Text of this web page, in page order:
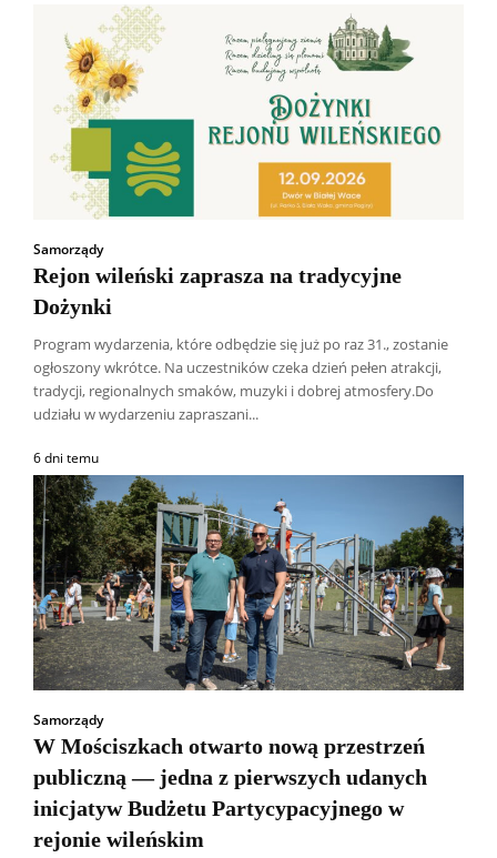
Samorządy
Rejon wileński zaprasza na tradycyjne
Dożynki
Program wydarzenia, które odbędzie się już po raz 31., zostanie
ogłoszony wkrótce. Na uczestników czeka dzień pełen atrakcji,
tradycji, regionalnych smaków, muzyki i dobrej atmosfery.Do
udziału w wydarzeniu zapraszani...
6 dni temu
Samorządy
W Mościszkach otwarto nową przestrzeń
publiczną — jedna z pierwszych udanych
inicjatyw Budżetu Partycypacyjnego w
rejonie wileńskim